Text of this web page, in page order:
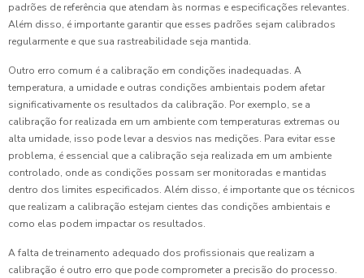
padrões de referência que atendam às normas e especificações relevantes.
Além disso, é importante garantir que esses padrões sejam calibrados
regularmente e que sua rastreabilidade seja mantida.
Outro erro comum é a calibração em condições inadequadas. A
temperatura, a umidade e outras condições ambientais podem afetar
significativamente os resultados da calibração. Por exemplo, se a
calibração for realizada em um ambiente com temperaturas extremas ou
alta umidade, isso pode levar a desvios nas medições. Para evitar esse
problema, é essencial que a calibração seja realizada em um ambiente
controlado, onde as condições possam ser monitoradas e mantidas
dentro dos limites especificados. Além disso, é importante que os técnicos
que realizam a calibração estejam cientes das condições ambientais e
como elas podem impactar os resultados.
A falta de treinamento adequado dos profissionais que realizam a
calibração é outro erro que pode comprometer a precisão do processo.